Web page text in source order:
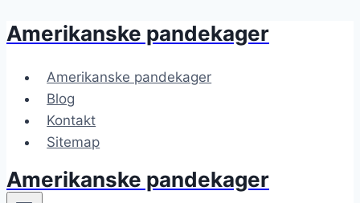
Fortsæt
indhold
Amerikanske pandekager
Amerikanske pandekager
Blog
Kontakt
Sitemap
Amerikanske pandekager